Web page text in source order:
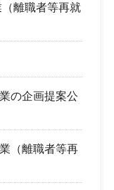
離職者等再就
の企画提案公
（離職者等再